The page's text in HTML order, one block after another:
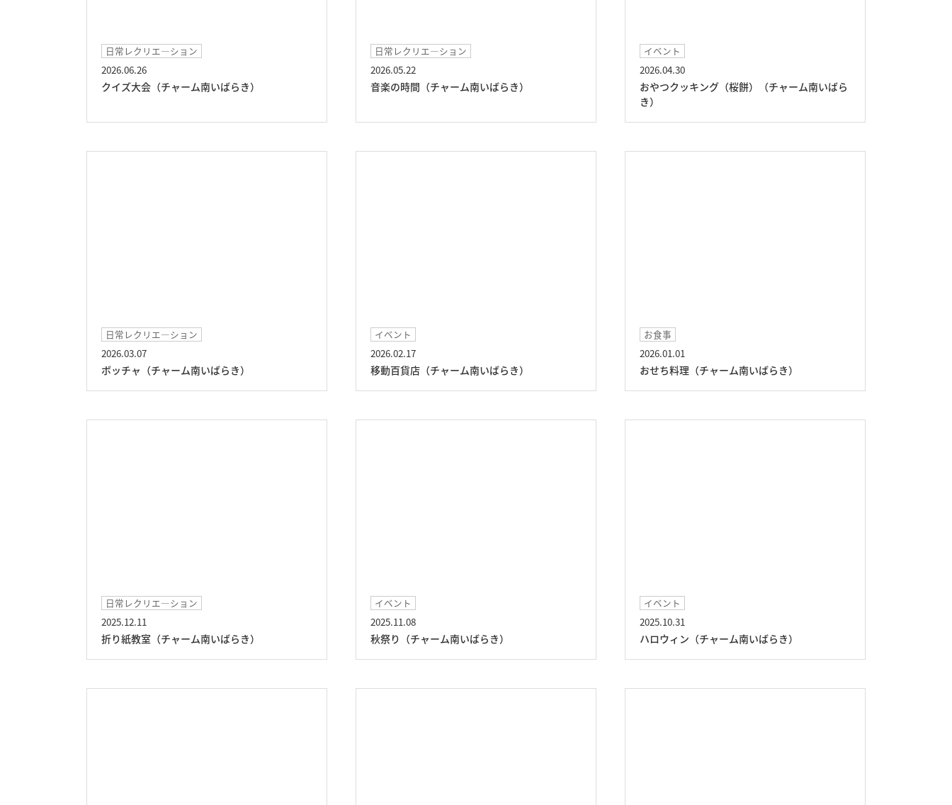
日常レクリエ―ション
2026.06.26
クイズ大会（チャーム南いばらき）
日常レクリエ―ション
2026.05.22
音楽の時間（チャーム南いばらき）
イベント
2026.04.30
おやつクッキング（桜餅）（チャーム南いばら
き）
日常レクリエ―ション
2026.03.07
ボッチャ（チャーム南いばらき）
イベント
2026.02.17
移動百貨店（チャーム南いばらき）
お食事
2026.01.01
おせち料理（チャーム南いばらき）
日常レクリエ―ション
2025.12.11
折り紙教室（チャーム南いばらき）
イベント
2025.11.08
秋祭り（チャーム南いばらき）
イベント
2025.10.31
ハロウィン（チャーム南いばらき）